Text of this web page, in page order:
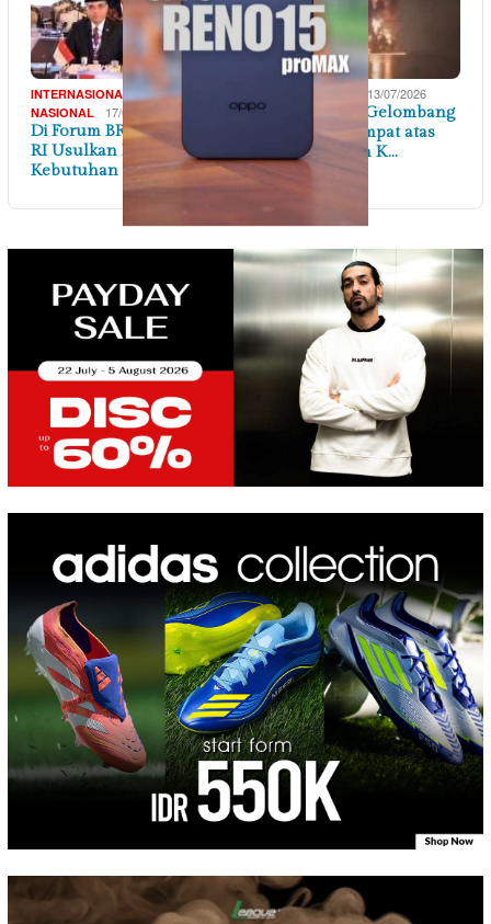
INTERNASIONAL,
NASIONAL 17/07/2026
Di Forum BRICS, Menaker
RI Usulkan Petakan
Kebutuhan Keteram…
13/07/2026
AS Lancarkan Gelombang
Serangan Keempat atas
Iran Merespon K…